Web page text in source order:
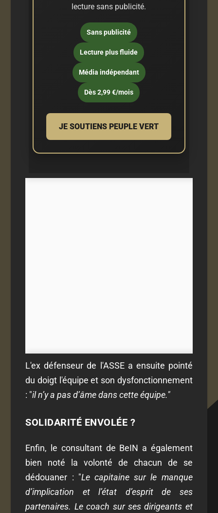
lecture sans publicité.
Sans publicité
Lecture plus fluide
Média indépendant
Dès 2,99 €/mois
JE SOUTIENS PEUPLE VERT
L'ex défenseur de l'ASSE a ensuite pointé
du doigt l'équipe et son dysfonctionnement
: "il n’y a pas d’âme dans cette équipe."
SOLIDARITÉ ENVOLÉE ?
Enfin, le consultant de BeIN a également
bien noté la volonté de chacun de se
dédouaner : "Le capitaine sur le manque
d’implication et l’état d’esprit de ses
partenaires. Le coach sur ses dirigeants et